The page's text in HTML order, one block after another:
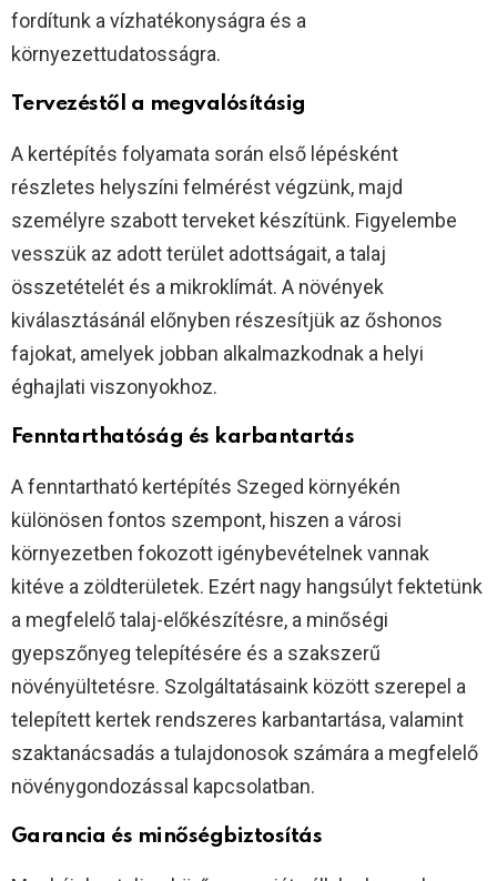
fordítunk a vízhatékonyságra és a
környezettudatosságra.
Tervezéstől a megvalósításig
A kertépítés folyamata során első lépésként
részletes helyszíni felmérést végzünk, majd
személyre szabott terveket készítünk. Figyelembe
vesszük az adott terület adottságait, a talaj
összetételét és a mikroklímát. A növények
kiválasztásánál előnyben részesítjük az őshonos
fajokat, amelyek jobban alkalmazkodnak a helyi
éghajlati viszonyokhoz.
Fenntarthatóság és karbantartás
A fenntartható kertépítés Szeged környékén
különösen fontos szempont, hiszen a városi
környezetben fokozott igénybevételnek vannak
kitéve a zöldterületek. Ezért nagy hangsúlyt fektetünk
a megfelelő talaj-előkészítésre, a minőségi
gyepszőnyeg telepítésére és a szakszerű
növényültetésre. Szolgáltatásaink között szerepel a
telepített kertek rendszeres karbantartása, valamint
szaktanácsadás a tulajdonosok számára a megfelelő
növénygondozással kapcsolatban.
Garancia és minőségbiztosítás